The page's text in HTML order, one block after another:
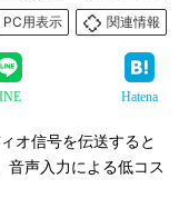
PC用表示
関連情報
Hatena
オ信号を伝送すると
音声入力による低コス